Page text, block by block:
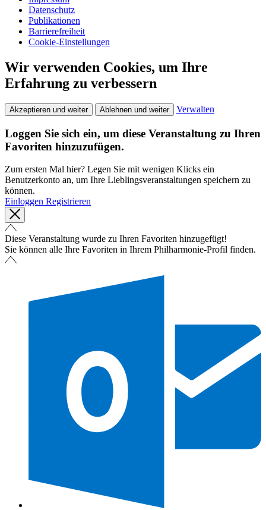
Datenschutz
Publikationen
Barrierefreiheit
Cookie-Einstellungen
Wir verwenden Cookies, um Ihre
Erfahrung zu verbessern
Akzeptieren und weiter Ablehnen und weiter Verwalten
Loggen Sie sich ein, um diese Veranstaltung zu Ihren
Favoriten hinzuzufügen.
Zum ersten Mal hier? Legen Sie mit wenigen Klicks ein
Benutzerkonto an, um Ihre Lieblingsveranstaltungen speichern zu
können.
Einloggen Registrieren
Diese Veranstaltung wurde zu Ihren Favoriten hinzugefügt!
Sie können alle Ihre Favoriten in Ihrem Philharmonie-Profil finden.